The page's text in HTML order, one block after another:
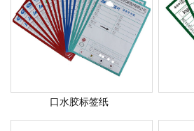
口水胶标签纸